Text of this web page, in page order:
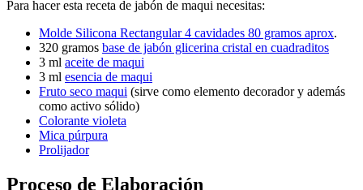
Molde Silicona Rectangular 4 cavidades 80 gramos aprox
320 gramosbase de jabón glicerina cristal en cuadraditos
3 ml aceite de maqui
3 mlesencia de maqui
Fruto seco maqui(sirve como elemento decorador y además
como activo sólido)
Colorante violeta
Mica púrpura